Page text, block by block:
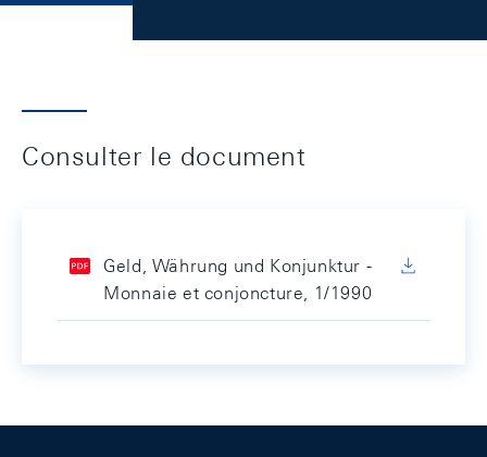
Consulter le document
Geld, Währung und Konjunktur -
Monnaie et conjoncture, 1/1990